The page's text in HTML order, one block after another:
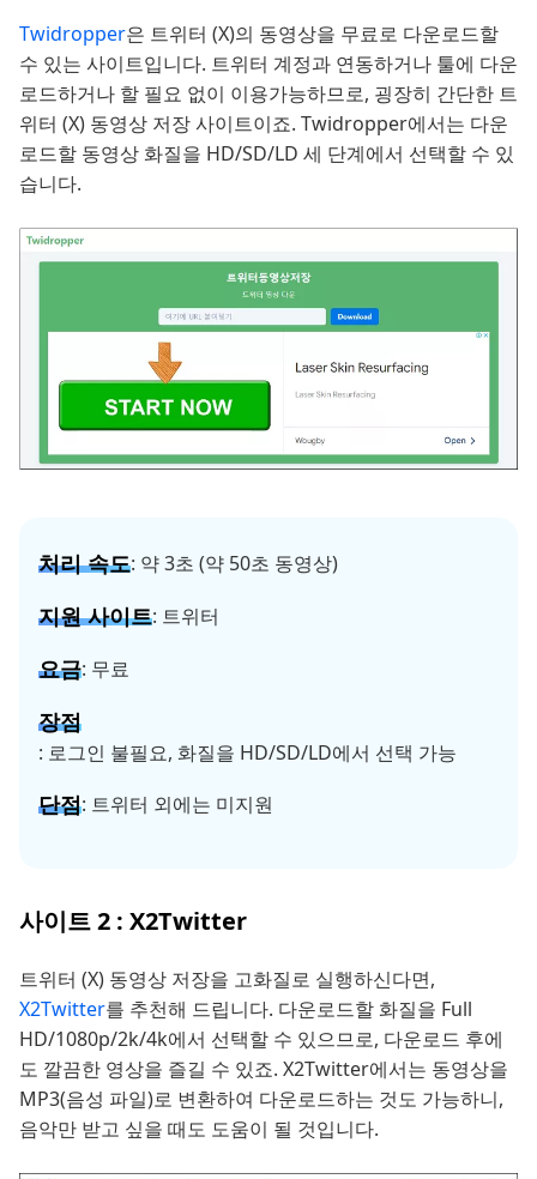
Twidropper은 트위터 (X)의 동영상을 무료로 다운로드할
수 있는 사이트입니다. 트위터 계정과 연동하거나 툴에 다운
로드하거나 할 필요 없이 이용가능하므로, 굉장히 간단한 트
위터 (X) 동영상 저장 사이트이죠. Twidropper에서는 다운
로드할 동영상 화질을 HD/SD/LD 세 단계에서 선택할 수 있
습니다.
처리 속도: 약 3초 (약 50초 동영상)
지원 사이트: 트위터
요금: 무료
장점
: 로그인 불필요, 화질을 HD/SD/LD에서 선택 가능
단점: 트위터 외에는 미지원
사이트 2 : X2Twitter
트위터 (X) 동영상 저장을 고화질로 실행하신다면,
X2Twitter를 추천해 드립니다. 다운로드할 화질을 Full
HD/1080p/2k/4k에서 선택할 수 있으므로, 다운로드 후에
도 깔끔한 영상을 즐길 수 있죠. X2Twitter에서는 동영상을
MP3(음성 파일)로 변환하여 다운로드하는 것도 가능하니,
음악만 받고 싶을 때도 도움이 될 것입니다.